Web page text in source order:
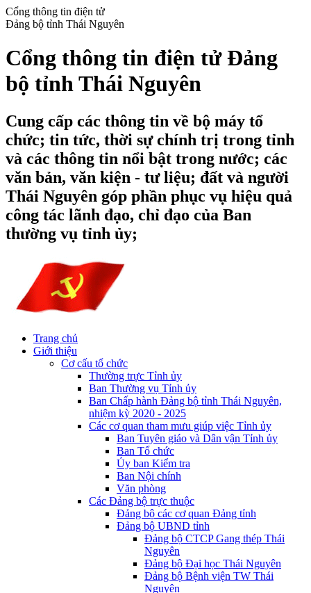
Cổng thông tin điện tử
Đảng bộ tỉnh Thái Nguyên
Cổng thông tin điện tử Đảng
bộ tỉnh Thái Nguyên
Cung cấp các thông tin về bộ máy tổ
chức; tin tức, thời sự chính trị trong tỉnh
và các thông tin nổi bật trong nước; các
văn bản, văn kiện - tư liệu; đất và người
Thái Nguyên góp phần phục vụ hiệu quả
công tác lãnh đạo, chỉ đạo của Ban
thường vụ tỉnh ủy;
Trang chủ
Giới thiệu
Cơ cấu tổ chức
Thường trực Tỉnh ủy
Ban Thường vụ Tỉnh ủy
Ban Chấp hành Đảng bộ tỉnh Thái Nguyên,
nhiệm kỳ 2020 - 2025
Các cơ quan tham mưu giúp việc Tỉnh ủy
Ban Tuyên giáo và Dân vận Tỉnh ủy
Ban Tổ chức
Ủy ban Kiểm tra
Ban Nội chính
Văn phòng
Các Đảng bộ trực thuộc
Đảng bộ các cơ quan Đảng tỉnh
Đảng bộ UBND tỉnh
Đảng bộ CTCP Gang thép Thái
Nguyên
Đảng bộ Đại học Thái Nguyên
Đảng bộ Bệnh viện TW Thái
Nguyên